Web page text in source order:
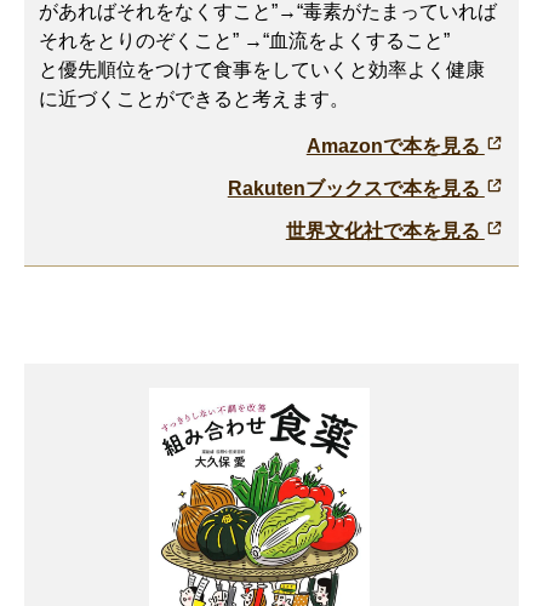
があればそれをなくすこと”→“毒素がたまっていれば
それをとりのぞくこと” →“血流をよくすること”
と優先順位をつけて食事をしていくと効率よく健康
に近づくことができると考えます。
Amazonで本を見る
Rakutenブックスで本を見る
世界文化社で本を見る